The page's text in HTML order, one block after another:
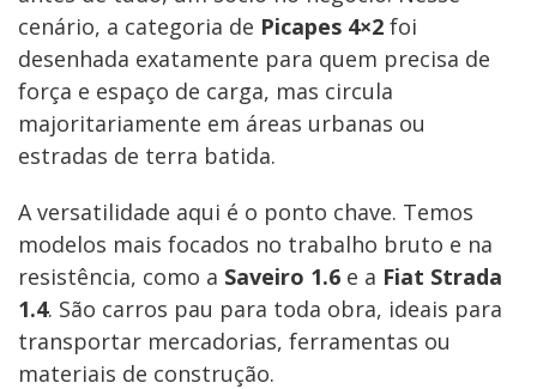
cenário, a categoria de Picapes 4×2 foi
desenhada exatamente para quem precisa de
força e espaço de carga, mas circula
majoritariamente em áreas urbanas ou
estradas de terra batida.
A versatilidade aqui é o ponto chave. Temos
modelos mais focados no trabalho bruto e na
resistência, como a Saveiro 1.6 e a Fiat Strada
1.4. São carros pau para toda obra, ideais para
transportar mercadorias, ferramentas ou
materiais de construção.